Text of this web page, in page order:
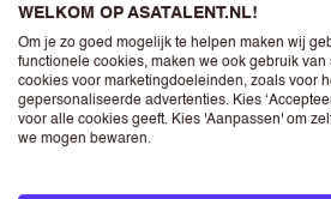
Upload hier jouw CV. Dit is je
opdrachtgevers waar we je voorstellen. Je
op je CV, maar als je dit niet doet heeft
gevolgen voor je sollicitatie. Als je een
WELKOM OP ASATALENT.NL!
Om je zo goed mogelijk te helpen maken wij
functionele cookies, maken we ook gebruik van
cookies voor marketingdoeleinden, zoals voor
gepersonaliseerde advertenties. Kies
voor alle cookies geeft. Kies 'Aanpassen' om
we mogen bewaren.